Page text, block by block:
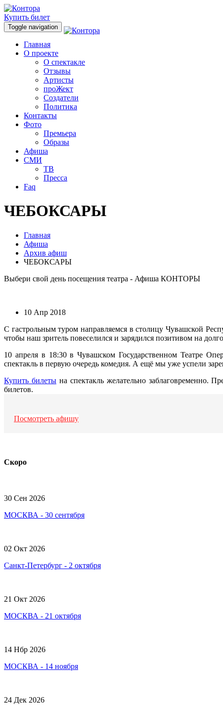
Купить билет
Toggle navigation
Главная
О проекте
О спектакле
Отзывы
Артисты
проЖект
Создатели
Политика
Контакты
Фото
Премьера
Образы
Афиша
СМИ
ТВ
Пресса
Faq
ЧЕБОКСАРЫ
Главная
Афиша
Архив афиш
ЧЕБОКСАРЫ
Выбери свой день посещения театра - Афиша КОНТОРЫ
10 Апр 2018
С гастрольным туром направляемся в столицу Чувашской
чтобы наш зритель повеселился и зарядился позитивом на
10 апреля в 18:30 в Чувашском Государственном Театре
спектакль в первую очередь комедия. А ещё мы уже успели
Купить билетына спектакль желательно заблаговременно.
билетов.
Посмотреть афишу
Скоро
30 Сен 2026
МОСКВА - 30 сентября
02 Окт 2026
Санкт-Петербург - 2 октября
21 Окт 2026
МОСКВА - 21 октября
14 Нбр 2026
МОСКВА - 14 ноября
24 Дек 2026